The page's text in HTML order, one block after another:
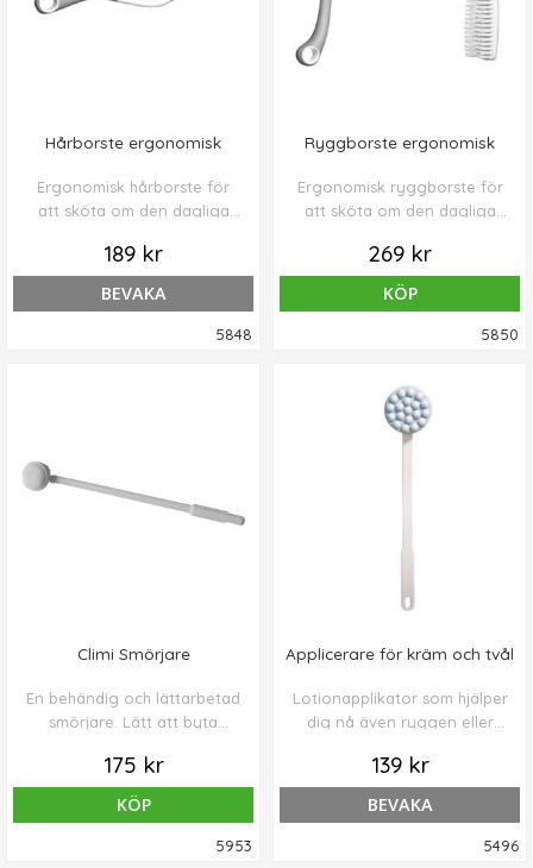
Hårborste ergonomisk
Ergonomisk hårborste för
att sköta om den dagliga
plast (PP) med ett kraftigt
greppvänligt handtag i mjuk
plast (TPE).
189 kr
BEVAKA
5848
Ryggborste ergonomisk
Ergonomisk ryggborste för
att sköta om den dagliga
plast (PP) med ett kraftigt
greppvänligt handtag i mjuk
plast (TPE).
269 kr
KÖP
5850
Climi Smörjare
En behändig och lättarbetad
smörjare. Lätt att byta
finns att köpa i
dagligvaruhandeln.
Plastringen håller rondellen
175 kr
KÖP
5953
Applicerare för kräm och tvål
Lotionapplikator som hjälper
dig nå även ryggen eller
av kroppen.
139 kr
BEVAKA
5496